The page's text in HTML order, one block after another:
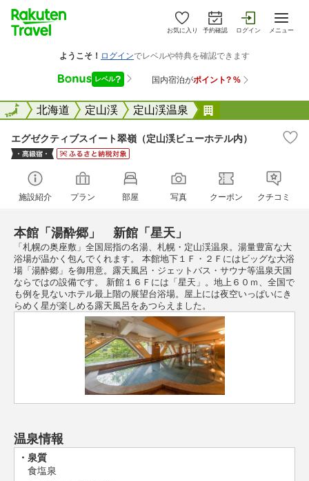
お気に入り 予約確認 ログイン メニュー
全国北海道 定山渓 定山渓温泉
全国
エグゼクティブスイート翠嶺（定山渓ビューホテル内）
施設紹介 プラン 部屋 写真 クーポン クチコミ
本館「湯酔郷」 新館「星天」
「札幌の奥座敷」全国屈指の名湯、札幌・定山渓温泉。湯量豊富な大
浴場が温かく包んでくれます。 本館地下１Ｆ・２Ｆにはビッグな大浴
場「湯酔郷」を御用意。露天風呂・ジェットバス・サウナ等温泉天国
ならではの設備です。 新館１６Ｆには「星天」。地上６０ｍ、全国で
も例を見ないホテル最上階の展望台浴場。屋上には夜空いっぱいにき
らめく星が楽しめる露天風呂をあつらえました。
温泉情報
泉質
食塩泉